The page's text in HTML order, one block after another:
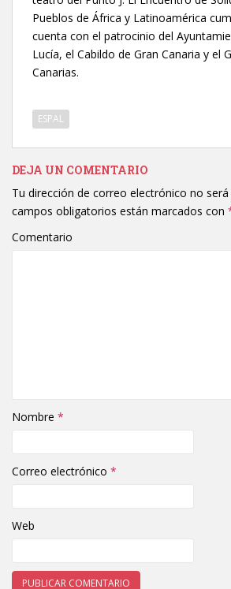
Pueblos de África y Latinoamérica
cuenta con el patrocinio del
Lucía, el Cabildo de Gran Canaria y el
Canarias.
ESPAL
DEJA UN COMENTARIO
Tu dirección de correo electrónico no será
campos obligatorios están marcados con
Comentario
Nombre *
Correo electrónico *
Web